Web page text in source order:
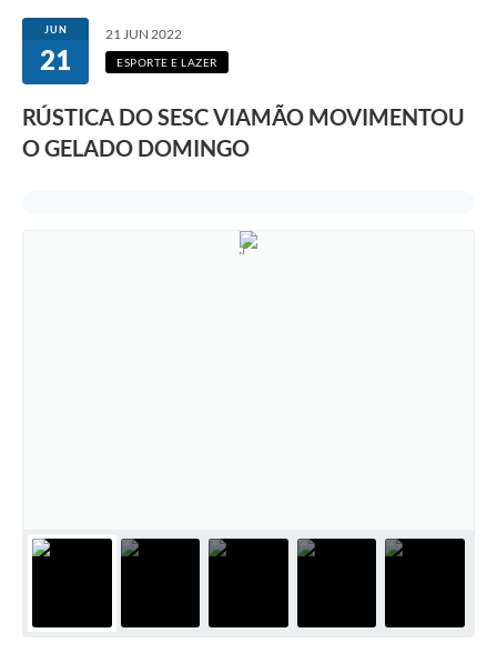
JUN
21
21 JUN 2022
ESPORTE E LAZER
RÚSTICA DO SESC VIAMÃO MOVIMENTOU
O GELADO DOMINGO